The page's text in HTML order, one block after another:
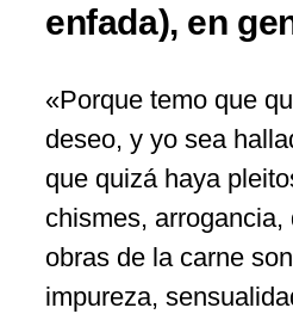
enfada), en
«Porque temo que
deseo, y yo sea
que quizá haya
chismes,
obras de la carne
impureza,